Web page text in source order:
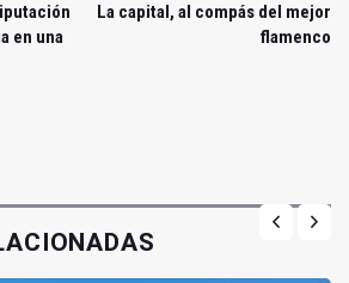
en una
La capital, al compás del mejor
flamenco